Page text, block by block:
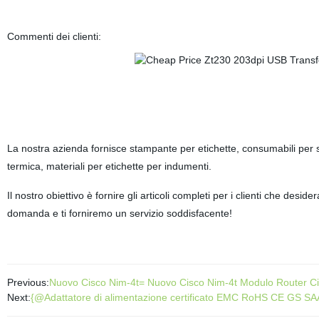
Commenti dei clienti:
La nostra azienda fornisce stampante per etichette, consumabili
termica, materiali per etichette per indumenti.
Il nostro obiettivo è fornire gli articoli completi per i clienti che
domanda e ti forniremo un servizio soddisfacente!
Previous:Nuovo Cisco Nim-4t= Nuovo Cisco Nim-4t Modulo Router
Next:{@Adattatore di alimentazione certificato EMC RoHS CE GS